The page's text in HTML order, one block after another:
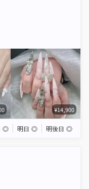
¥14,900
◎ 明日 ◎ 明後日 ◎